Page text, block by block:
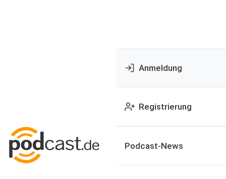
Anmeldung
Registrierung
Podcast-News